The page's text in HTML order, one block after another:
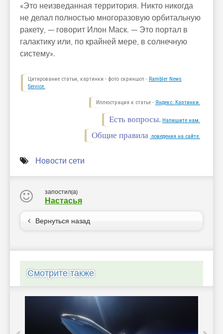
«Это неизведанная территория. Никто никогда
не делал полностью многоразовую орбитальную
ракету, — говорит Илон Маск. — Это портал в
галактику или, по крайней мере, в солнечную
систему».
Цитирование статьи, картинки - фото скриншот - Rambler News
Service.
Иллюстрация к статье - Яндекс. Картинки.
Есть вопросы. Напишите нам.
Общие правила поведения на сайте.
Новости сети
запостил(а)
Настасья
Вернуться назад
Смотрите также